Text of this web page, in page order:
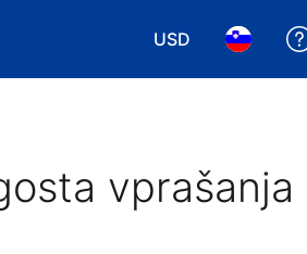
USD
Izbira valute.
Izbira
vprašanja